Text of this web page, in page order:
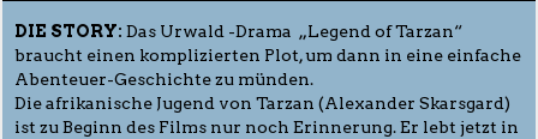
DIE STORY: Das Urwald -Drama „Legend of Tarzan“
braucht einen komplizierten Plot, um dann in eine einfache
Abenteuer-Geschichte zu münden.
Die afrikanische Jugend von Tarzan (Alexander Skarsgard)
ist zu Beginn des Films nur noch Erinnerung. Er lebt jetzt in